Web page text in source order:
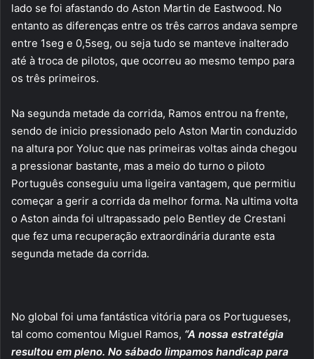
lado se foi afastando do Aston Martin de Eastwood. No
entanto as diferenças entre os três carros andava sempre
entre 1seg e 0,5seg, ou seja tudo se manteve inalterado
até à troca de pilotos, que ocorreu ao mesmo tempo para
os três primeiros.
Na segunda metade da corrida, Ramos entrou na frente,
sendo de inicio pressionado pelo Aston Martin conduzido
na altura por Yoluc que nas primeiras voltas ainda chegou
a pressionar bastante, mas a meio do turno o piloto
Português conseguiu uma ligeira vantagem, que permitiu
começar a gerir a corrida da melhor forma. Na ultima volta
o Aston ainda foi ultrapassado pelo Bentley de Crestani
que fez uma recuperação extraordinária durante esta
segunda metade da corrida.
No global foi uma fantástica vitória para os Portugueses,
tal como comentou Miguel Ramos, “A nossa estratégia
resultou em pleno. No sábado limpamos handicap para